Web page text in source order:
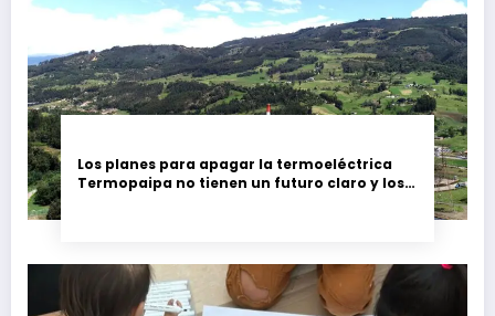
Los planes para apagar la termoeléctrica
Termopaipa no tienen un futuro claro y los